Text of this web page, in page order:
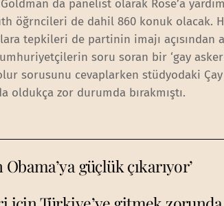
da panelist olarak Rose’a
öğrncileri de dahil 860 konuk olacak.
tepkileri de partinin imajı açısından
soru soran bir ‘gay
sorusunu cevaplarken stüdyodaki
oldukça zor durumda bırakmıştı.
güçlük çıkarıyor’